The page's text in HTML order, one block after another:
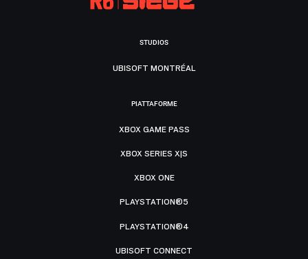
STUDIOS
UBISOFT MONTRÉAL
PIATTAFORME
XBOX GAME PASS
XBOX SERIES X|S
XBOX ONE
PLAYSTATION®5
PLAYSTATION®4
UBISOFT CONNECT